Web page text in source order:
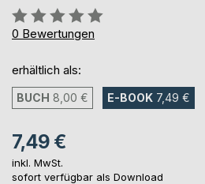
Bewertung::
0%
0 Bewertungen
erhältlich als:
BUCH 8,00 € E-BOOK 7,49 €
7,49 €
inkl. MwSt.
sofort verfügbar als Download